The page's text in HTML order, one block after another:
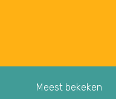
Meest bekeken